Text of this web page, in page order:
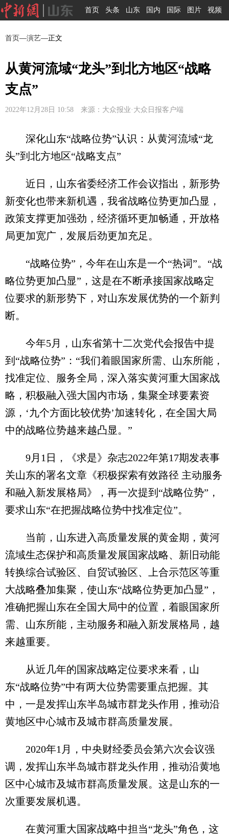
首页 头条 山东 国内 国际 图片 视频
首页—演艺—正文
从黄河流域“龙头”到北方地区“战略
支点”
2022年12月28日 10:58 来源：大众报业·大众日报客户端
深化山东“战略位势”认识：从黄河流域“龙
头”到北方地区“战略支点”
近日，山东省委经济工作会议指出，新形势
新变化也带来新机遇，我省战略位势更加凸显，
政策支撑更加强劲，经济循环更加畅通，开放格
局更加宽广，发展后劲更加充足。
“战略位势”，今年在山东是一个“热词”。“战
略位势更加凸显”，这是在不断承接国家战略定
位要求的新形势下，对山东发展优势的一个新判
断。
今年5月，山东省第十二次党代会报告中提
到“战略位势”：“我们着眼国家所需、山东所能，
找准定位、服务全局，深入落实黄河重大国家战
略，积极融入强大国内市场，集聚全球要素资
源，‘九个方面比较优势’加速转化，在全国大局
中的战略位势越来越凸显。”
9月1日，《求是》杂志2022年第17期发表事
关山东的署名文章《积极探索有效路径 主动服务
和融入新发展格局》，再一次提到“战略位势”，
要求山东“在把握战略位势中找准定位”。
当前，山东进入高质量发展的黄金期，黄河
流域生态保护和高质量发展国家战略、新旧动能
转换综合试验区、自贸试验区、上合示范区等重
大战略叠加集聚，使山东“战略位势更加凸显”，
准确把握山东在全国大局中的位置，着眼国家所
需、山东所能，主动服务和融入新发展格局，越
来越重要。
从近几年的国家战略定位要求来看，山
东“战略位势”中有两大位势需要重点把握。其
中，一是发挥山东半岛城市群龙头作用，推动沿
黄地区中心城市及城市群高质量发展。
2020年1月，中央财经委员会第六次会议强
调，发挥山东半岛城市群龙头作用，推动沿黄地
区中心城市及城市群高质量发展。这是山东的一
次重要发展机遇。
在黄河重大国家战略中担当“龙头”角色，这